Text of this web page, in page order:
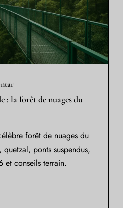
: la forêt de nuages du
forêt de nuages du
quetzal, ponts suspendus,
et conseils terrain.